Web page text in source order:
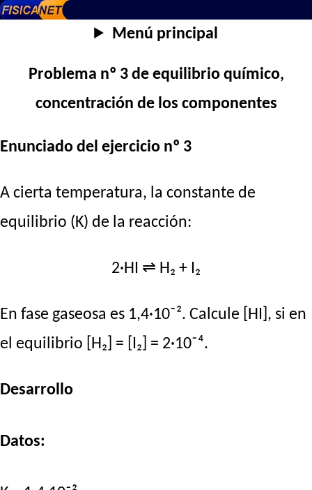
Menú principal
Problema nº 3 de equilibrio químico,
concentración de los componentes
Enunciado del ejercicio nº 3
A cierta temperatura, la constante de
equilibrio (K) de la reacción:
2·HI ⇌ H₂ + I₂
En fase gaseosa es 1,4·10⁻². Calcule [HI], si en
el equilibrio [H₂] = [I₂] = 2·10⁻⁴.
Desarrollo
Datos: